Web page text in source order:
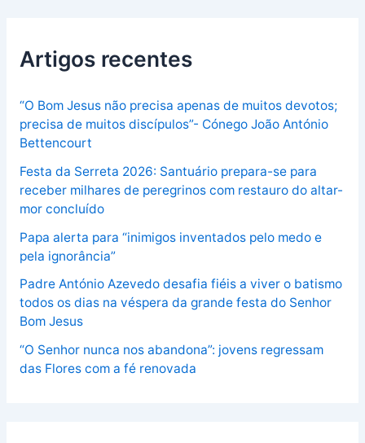
Artigos recentes
“O Bom Jesus não precisa apenas de muitos devotos;
precisa de muitos discípulos”- Cónego João António
Bettencourt
Festa da Serreta 2026: Santuário prepara-se para
receber milhares de peregrinos com restauro do altar-
mor concluído
Papa alerta para “inimigos inventados pelo medo e
pela ignorância”
Padre António Azevedo desafia fiéis a viver o batismo
todos os dias na véspera da grande festa do Senhor
Bom Jesus
“O Senhor nunca nos abandona”: jovens regressam
das Flores com a fé renovada